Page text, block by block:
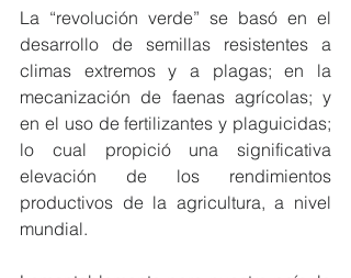
La “revolución verde” se basó en el
desarrollo de semillas resistentes a
climas extremos y a plagas; en la
mecanización de faenas agrícolas; y
en el uso de fertilizantes y plaguicidas;
lo cual propició una significativa
elevación de los rendimientos
productivos de la agricultura, a nivel
mundial.